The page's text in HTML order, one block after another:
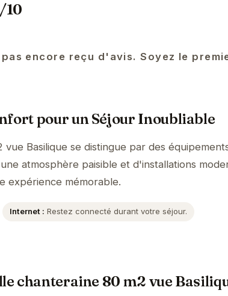
10
encore reçu d'avis. Soyez le
pour un Séjour Inoubliable
vue Basilique se distingue par des
atmosphère paisible et d'installations
expérience mémorable.
Internet : Restez connecté durant votre séjour.
chanteraine 80 m2 vue